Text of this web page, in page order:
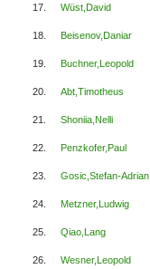
17. Wüst,David
18. Beisenov,Daniar
19. Buchner,Leopold
20. Abt,Timotheus
21. Shoniia,Nelli
22. Penzkofer,Paul
23. Gosic,Stefan-Adrian
24. Metzner,Ludwig
25. Qiao,Lang
26. Wesner,Leopold